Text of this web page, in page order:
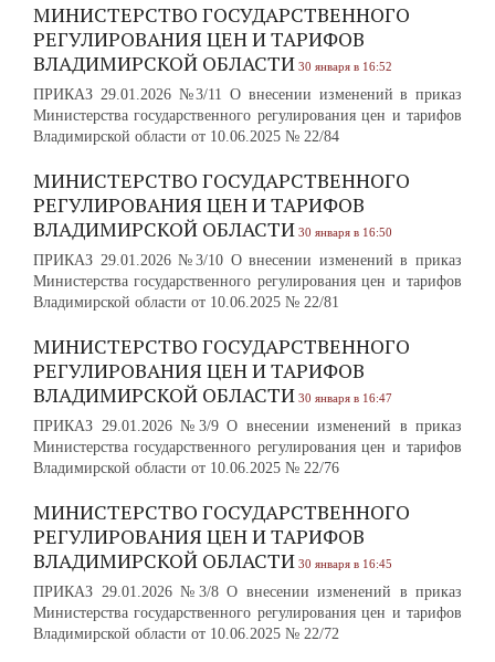
МИНИСТЕРСТВО ГОСУДАРСТВЕННОГО
РЕГУЛИРОВАНИЯ ЦЕН И ТАРИФОВ
ВЛАДИМИРСКОЙ ОБЛАСТИ 30 января в 16:52
ПРИКАЗ 29.01.2026 №3/11 О внесении изменений в приказ
Министерства государственного регулирования цен и тарифов
Владимирской области от 10.06.2025 № 22/84
МИНИСТЕРСТВО ГОСУДАРСТВЕННОГО
РЕГУЛИРОВАНИЯ ЦЕН И ТАРИФОВ
ВЛАДИМИРСКОЙ ОБЛАСТИ 30 января в 16:50
ПРИКАЗ 29.01.2026 №3/10 О внесении изменений в приказ
Министерства государственного регулирования цен и тарифов
Владимирской области от 10.06.2025 № 22/81
МИНИСТЕРСТВО ГОСУДАРСТВЕННОГО
РЕГУЛИРОВАНИЯ ЦЕН И ТАРИФОВ
ВЛАДИМИРСКОЙ ОБЛАСТИ 30 января в 16:47
ПРИКАЗ 29.01.2026 №3/9 О внесении изменений в приказ
Министерства государственного регулирования цен и тарифов
Владимирской области от 10.06.2025 № 22/76
МИНИСТЕРСТВО ГОСУДАРСТВЕННОГО
РЕГУЛИРОВАНИЯ ЦЕН И ТАРИФОВ
ВЛАДИМИРСКОЙ ОБЛАСТИ 30 января в 16:45
ПРИКАЗ 29.01.2026 №3/8 О внесении изменений в приказ
Министерства государственного регулирования цен и тарифов
Владимирской области от 10.06.2025 № 22/72